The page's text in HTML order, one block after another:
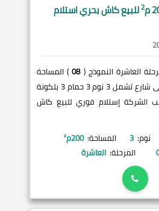
2للبيع كاش بحري استلام
العاشرة النموذج (08) المساحة
بحري تطل على شارع تشمل 3 نوم 3 حمام 3 بلكونة
الشركة إستلام فوري للبيع كاش
نوم: 3 المساحة: 200م²
المرحلة: العاشرة